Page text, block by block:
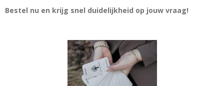
Bestel nu en krijg snel duidelijkheid op jouw vraag!